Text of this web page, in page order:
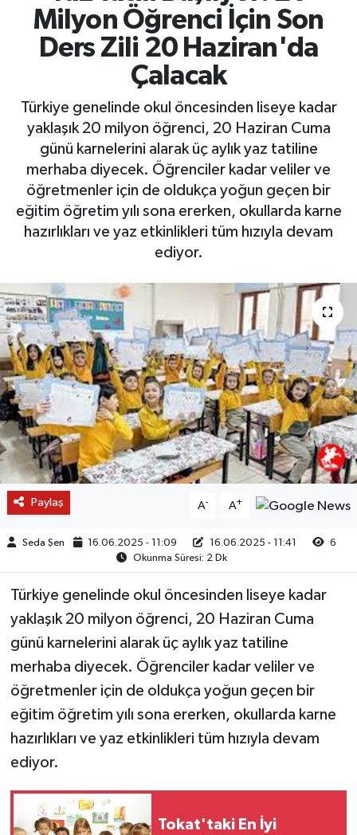
Milyon Öğrenci İçin Son
Ders Zili 20 Haziran'da
Çalacak
Türkiye genelinde okul öncesinden liseye kadar
yaklaşık 20 milyon öğrenci, 20 Haziran Cuma
günü karnelerini alarak üç aylık yaz tatiline
merhaba diyecek. Öğrenciler kadar veliler ve
öğretmenler için de oldukça yoğun geçen bir
eğitim öğretim yılı sona ererken, okullarda karne
hazırlıkları ve yaz etkinlikleri tüm hızıyla devam
ediyor.
Paylaş A- A+
Seda Şen 16.06.2025 - 11:09 16.06.2025 - 11:41
6
Okunma Süresi: 2 Dk
Türkiye genelinde okul öncesinden liseye kadar
yaklaşık 20 milyon öğrenci, 20 Haziran Cuma
günü karnelerini alarak üç aylık yaz tatiline
merhaba diyecek. Öğrenciler kadar veliler ve
öğretmenler için de oldukça yoğun geçen bir
eğitim öğretim yılı sona ererken, okullarda karne
hazırlıkları ve yaz etkinlikleri tüm hızıyla devam
ediyor.
Tokat'taki En İyi